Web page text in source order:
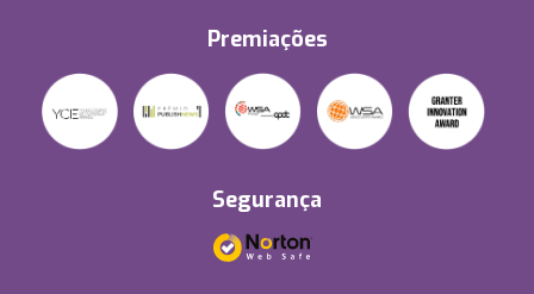
Premiações
Segurança